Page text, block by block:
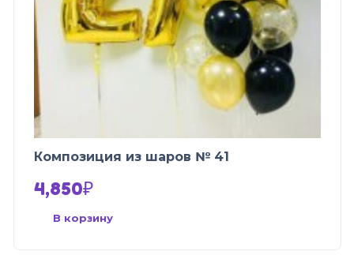
Композиция из шаров № 41
4,850₽
В корзину